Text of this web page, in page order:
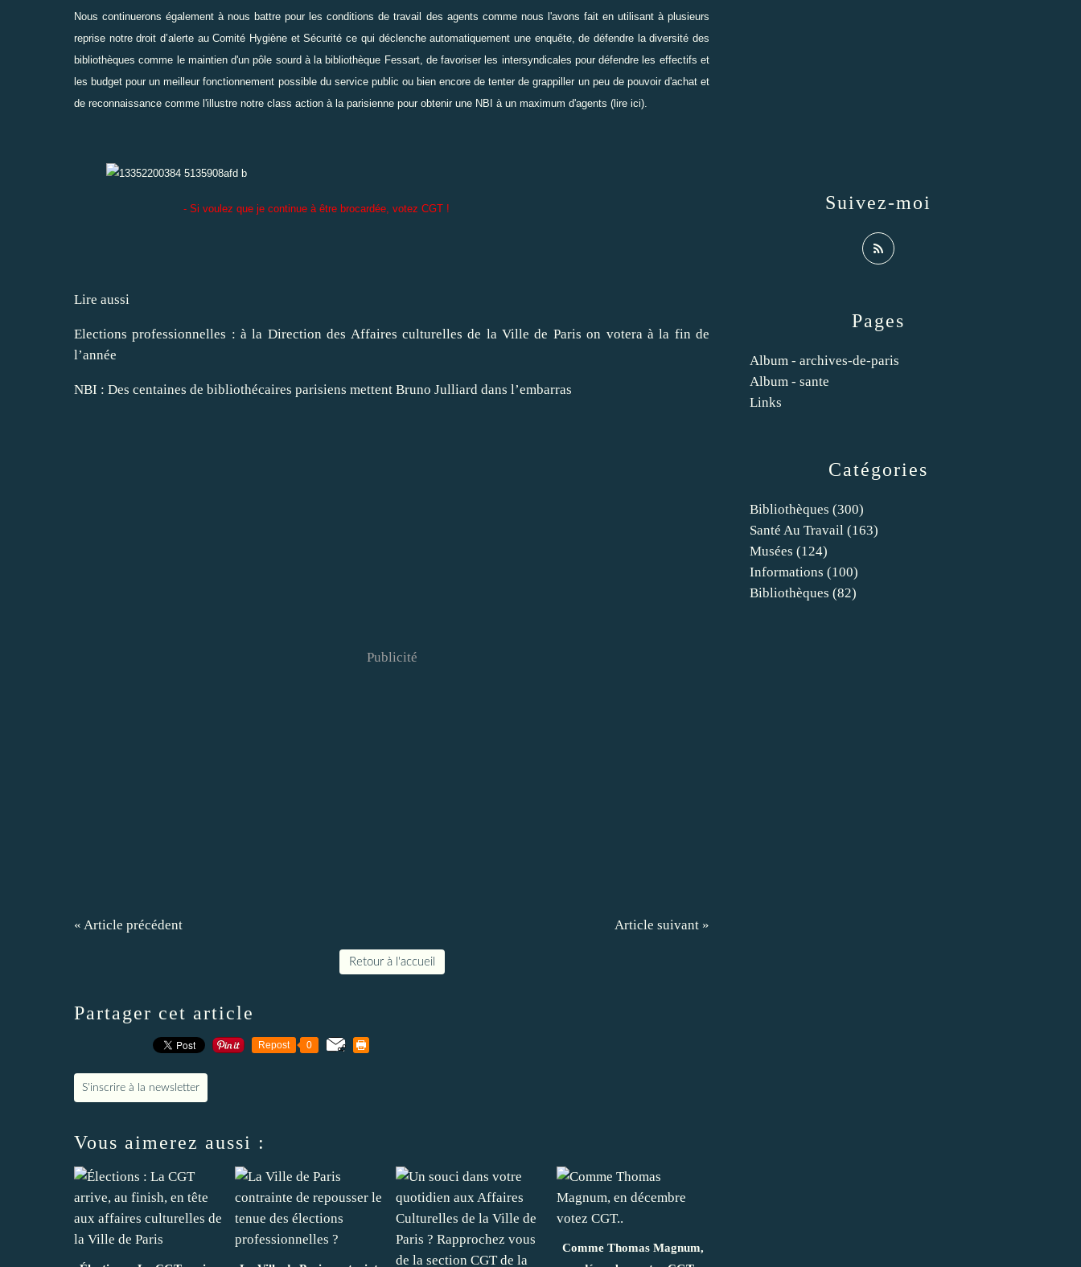
Nous continuerons également à nous battre pour les conditions de travail des agents comme nous l'avons fait en utilisant à plusieurs
reprise notre droit d’alerte au Comité Hygiène et Sécurité ce qui déclenche automatiquement une enquête, de défendre la diversité des
bibliothèques comme le maintien d'un pôle sourd à la bibliothèque Fessart, de favoriser les intersyndicales pour défendre les effectifs et
les budget pour un meilleur fonctionnement possible du service public ou bien encore de tenter de grappiller un peu de pouvoir d'achat et
de reconnaissance comme l'illustre notre class action à la parisienne pour obtenir une NBI à un maximum d'agents (lire ici).
- Si voulez que je continue à être brocardée, votez CGT !
Lire aussi
Elections professionnelles : à la Direction des Affaires culturelles de la Ville de Paris on votera à la fin de
l’année
NBI : Des centaines de bibliothécaires parisiens mettent Bruno Julliard dans l’embarras
Publicité
« Article précédent Article suivant »
Retour à l'accueil
Partager cet article
Repost 0
S'inscrire à la newsletter
Vous aimerez aussi :
Comme Thomas Magnum,
Catégories
Bibliothèques (300)
Santé Au Travail (163)
Musées (124)
Informations (100)
Bibliothèques (82)
Pages
Album - archives-de-paris
Album - sante
Links
Suivez-moi